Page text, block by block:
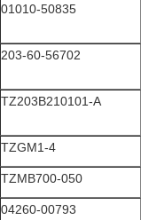
01010-50835
203-60-56702
TZ203B210101-A
TZGM1-4
TZMB700-050
04260-00793